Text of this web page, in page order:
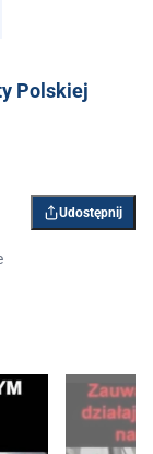
Polskiej
Udostępnij